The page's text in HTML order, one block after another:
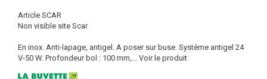
Article SCAR
Non visible site Scar
En inox. Anti-lapage, antigel. A poser sur buse. Système antigel 24
V-50 W. Profondeur bol : 100 mm,... Voir le produit